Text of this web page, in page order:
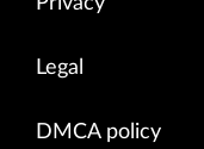
Legal
DMCA policy